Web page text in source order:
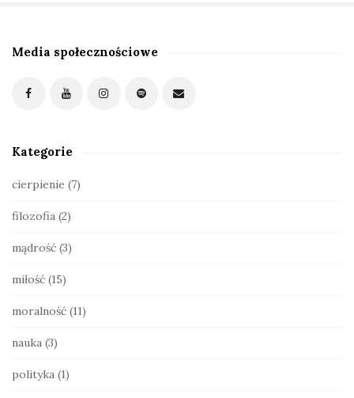
S
d
a
Media społecznościowe
Kategorie
cierpienie (7)
filozofia (2)
mądrość (3)
miłość (15)
moralność (11)
nauka (3)
polityka (1)